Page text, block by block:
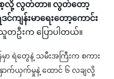
ေ့လို့ လွတ်တာ။ လွတ်တော့
ျန်းမာရေးတော့ကောင်း
တဦးက ပြောပါတယ်။
ာ ရဲတွေနဲ့ သမီးအကြီးက စကား
ောက်ယှက်မှုနဲ့ ထောင် ၆ လချလို့